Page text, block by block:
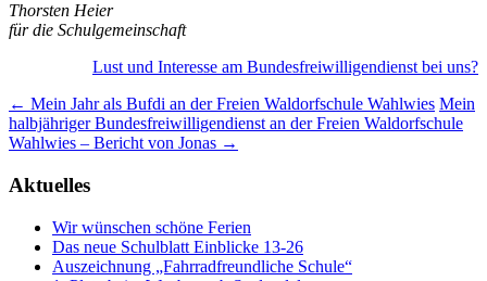
Thorsten Heier
für die Schulgemeinschaft
Lust und Interesse am Bundesfreiwilligendienst bei uns?
Beitragsnavigation
← Mein Jahr als Bufdi an der Freien Waldorfschule Wahlwies Mein
halbjähriger Bundesfreiwilligendienst an der Freien Waldorfschule
Wahlwies – Bericht von Jonas →
Aktuelles
Wir wünschen schöne Ferien
Das neue Schulblatt Einblicke 13-26
Auszeichnung „Fahrradfreundliche Schule“